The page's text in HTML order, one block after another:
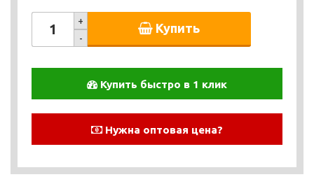
+
-
Купить
Купить быстро в 1 клик
Нужна оптовая цена?